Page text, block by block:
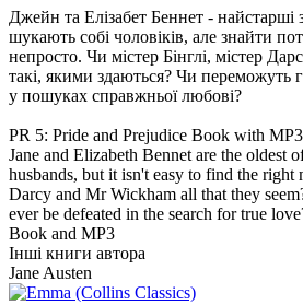
Джейн та Елізабет Беннет - найстарші
шукають собі чоловіків, але знайти
непросто. Чи містер Бінглі, містер
такі, якими здаються? Чи переможуть
у пошуках справжньої любові?
PR 5: Pride and Prejudice Book with
Jane and Elizabeth Bennet are the oldest
husbands, but it isn't easy to find the
Darcy and Mr Wickham all that they
ever be defeated in the search for true
Book and MP3
Інші книги автора
Jane Austen